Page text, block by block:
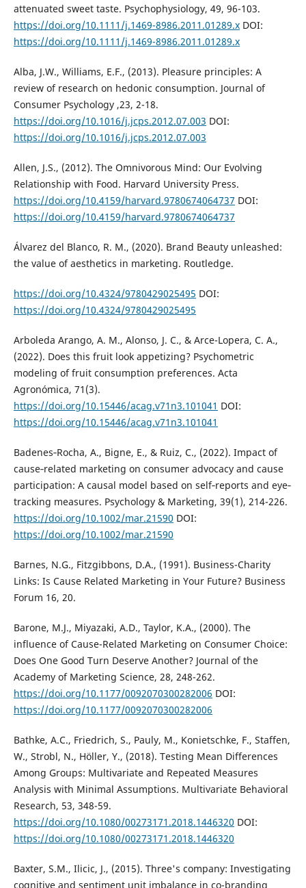
attenuated sweet taste. Psychophysiology, 49, 96-103.
https://doi.org/10.1111/j.1469-8986.2011.01289.xDOI:
https://doi.org/10.1111/j.1469-8986.2011.01289.x
Alba, J.W., Williams, E.F., (2013). Pleasure principles: A
review of research on hedonic consumption. Journal of
Consumer Psychology ,23, 2-18.
https://doi.org/10.1016/j.jcps.2012.07.003 DOI:
https://doi.org/10.1016/j.jcps.2012.07.003
Allen, J.S., (2012). The Omnivorous Mind: Our Evolving
Relationship with Food. Harvard University Press.
https://doi.org/10.4159/harvard.9780674064737 DOI:
https://doi.org/10.4159/harvard.9780674064737
Álvarez del Blanco, R. M., (2020). Brand Beauty unleashed:
the value of aesthetics in marketing. Routledge.
https://doi.org/10.4324/9780429025495 DOI:
https://doi.org/10.4324/9780429025495
Arboleda Arango, A. M., Alonso, J. C., & Arce-Lopera, C. A.,
(2022). Does this fruit look appetizing? Psychometric
modeling of fruit consumption preferences. Acta
Agronómica, 71(3).
https://doi.org/10.15446/acag.v71n3.101041 DOI:
https://doi.org/10.15446/acag.v71n3.101041
Badenes‐Rocha, A., Bigne, E., & Ruiz, C., (2022). Impact of
cause‐related marketing on consumer advocacy and cause
participation: A causal model based on self‐reports and eye‐
tracking measures. Psychology & Marketing, 39(1), 214-226.
https://doi.org/10.1002/mar.21590 DOI:
https://doi.org/10.1002/mar.21590
Barnes, N.G., Fitzgibbons, D.A., (1991). Business-Charity
Links: Is Cause Related Marketing in Your Future? Business
Forum 16, 20.
Barone, M.J., Miyazaki, A.D., Taylor, K.A., (2000). The
influence of Cause-Related Marketing on Consumer Choice:
Does One Good Turn Deserve Another? Journal of the
Academy of Marketing Science, 28, 248-262.
https://doi.org/10.1177/0092070300282006 DOI:
https://doi.org/10.1177/0092070300282006
Bathke, A.C., Friedrich, S., Pauly, M., Konietschke, F., Staffen,
W., Strobl, N., Höller, Y., (2018). Testing Mean Differences
Among Groups: Multivariate and Repeated Measures
Analysis with Minimal Assumptions. Multivariate Behavioral
Research, 53, 348-59.
https://doi.org/10.1080/00273171.2018.1446320 DOI:
https://doi.org/10.1080/00273171.2018.1446320
Baxter, S.M., Ilicic, J., (2015). Three's company: Investigating
cognitive and sentiment unit imbalance in co-branding